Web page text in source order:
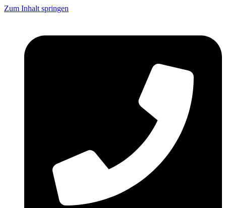
Zum Inhalt springen